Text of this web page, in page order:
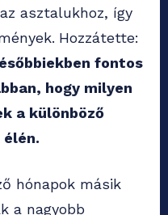
asztalukhoz, így
Hozzátette:
fontos
hogy milyen
a különböző
hónapok másik
a nagyobb